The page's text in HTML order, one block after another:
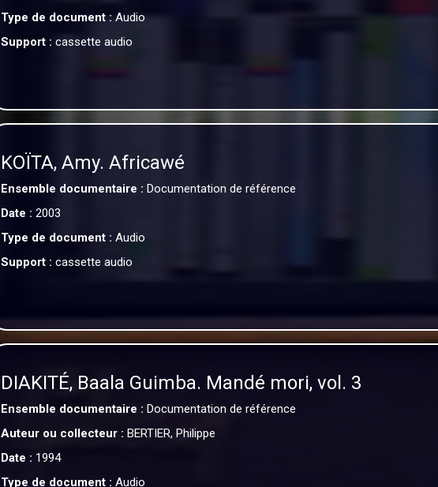
Type de document :Audio
Support : cassette audio
KOÏTA, Amy. Africawé
Ensemble documentaire : Documentation de référence
Date : 2003
Type de document : Audio
Support : cassette audio
DIAKITÉ, Baala Guimba. Mandé mori, vol. 3
Ensemble documentaire : Documentation de référence
Auteur ou collecteur : BERTIER, Philippe
Date : 1994
Type de document : Audio